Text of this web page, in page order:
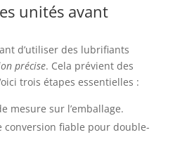
unités avant
d’utiliser des lubrifiants
précise. Cela prévient des
trois étapes essentielles :
mesure sur l’emballage.
conversion fiable pour double-